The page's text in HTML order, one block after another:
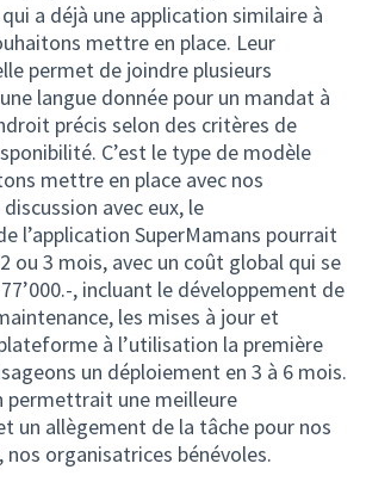
a déjà une application similaire à
mettre en place. Leur
permet de joindre plusieurs
langue donnée pour un mandat à
précis selon des critères de
C’est le type de modèle
mettre en place avec nos
avec eux, le
l’application SuperMamans pourrait
ou 3 mois, avec un coût global qui se
, incluant le développement de
les mises à jour et
à l’utilisation la première
un déploiement en 3 à 6 mois.
permettrait une meilleure
un allègement de la tâche pour nos
nos organisatrices bénévoles.